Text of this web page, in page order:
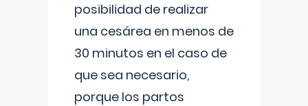
posibilidad de realizar
una cesárea en menos de
30 minutos en el caso de
que sea necesario,
porque los partos